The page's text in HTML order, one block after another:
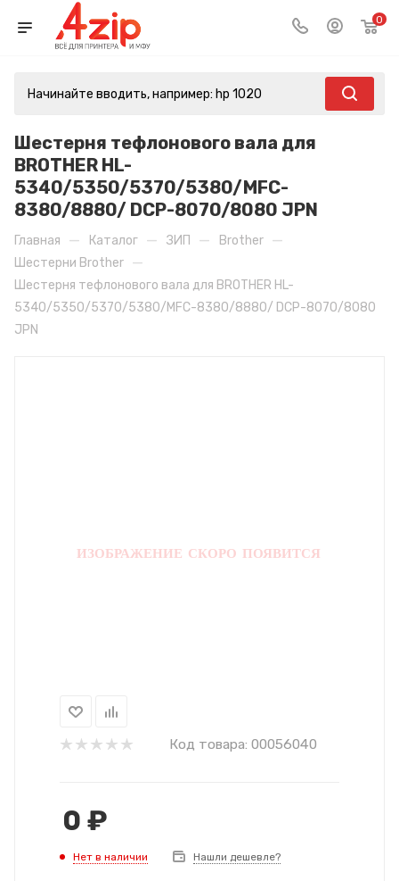
0
Шестерня тефлонового вала для
BROTHER HL-
5340/5350/5370/5380/MFC-
8380/8880/ DCP-8070/8080 JPN
Главная — Каталог — ЗИП — Brother —
Шестерни Brother —
Шестерня тефлонового вала для BROTHER HL-
5340/5350/5370/5380/MFC-8380/8880/ DCP-8070/8080
JPN
Код товара: 00056040
0 ₽
Нет в наличии Нашли дешевле?